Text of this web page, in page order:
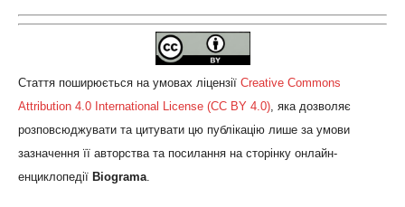
Стаття поширюється на умовах ліцензії Creative Commons
Attribution 4.0 International License (CC BY 4.0), яка дозволяє
розповсюджувати та цитувати цю публікацію лише за умови
зазначення її авторства та посилання на сторінку онлайн-
енциклопедії Biograma.